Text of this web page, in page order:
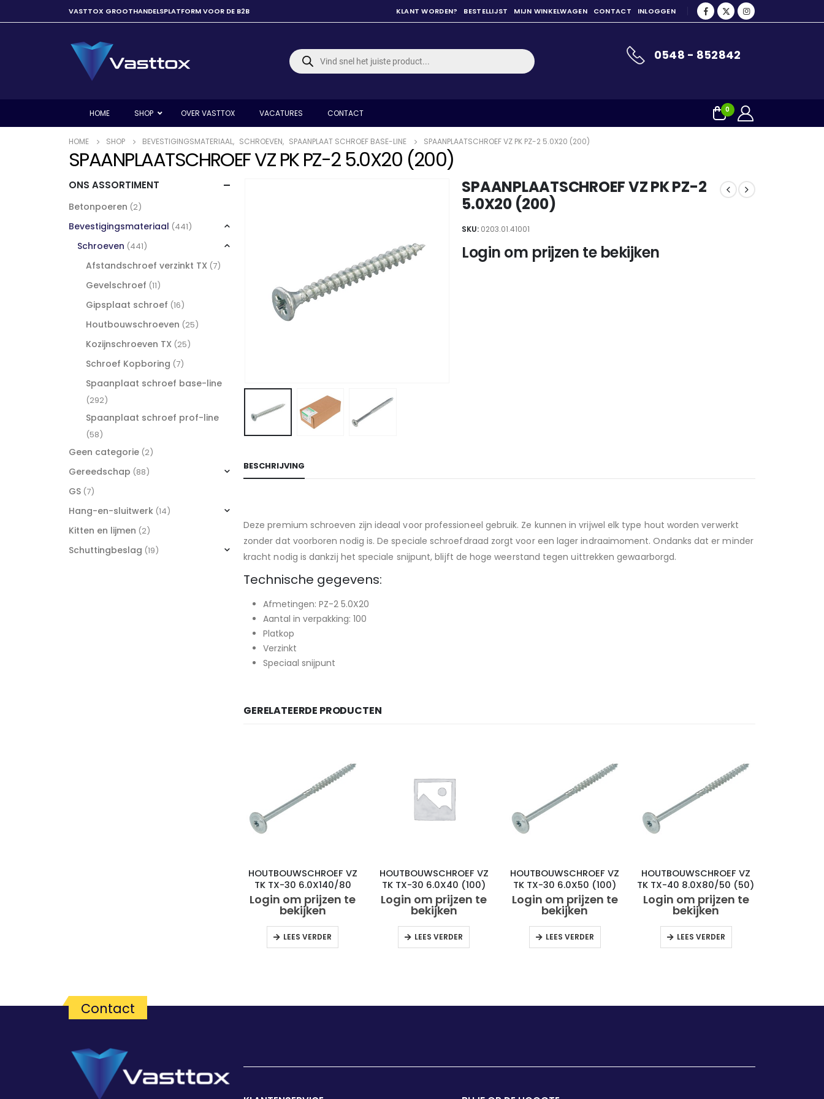
VASTTOX GROOTHANDELSPLATFORM VOOR DE B2B KLANT WORDEN? BESTELLIJST MIJN WINKELWAGEN CONTACT INLOGGEN
Producten
zoeken 0548 - 852842
HOME SHOP OVER VASTTOX VACATURES CONTACT 0
HOME SHOP BEVESTIGINGSMATERIAAL, SCHROEVEN, SPAANPLAAT SCHROEF BASE-LINE SPAANPLAATSCHROEF VZ PK PZ-2 5.0X20 (200)
SPAANPLAATSCHROEF VZ PK PZ-2 5.0X20 (200)
SPAANPLAATSCHROEF VZ PK PZ-2
5.0X20 (200)
SKU: 0203.01.41001
Login om prijzen te bekijken
BESCHRIJVING
Deze premium schroeven zijn ideaal voor professioneel gebruik. Ze kunnen in vrijwel elk type hout worden verwerkt
zonder dat voorboren nodig is. De speciale schroefdraad zorgt voor een lager indraaimoment. Ondanks dat er minder
kracht nodig is dankzij het speciale snijpunt, blijft de hoge weerstand tegen uittrekken gewaarborgd.
Technische gegevens:
Afmetingen: PZ-2 5.0X20
Aantal in verpakking: 100
Platkop
Verzinkt
Speciaal snijpunt
GERELATEERDE PRODUCTEN
HOUTBOUWSCHROEF VZ
TK TX-30 6.0X140/80
(50)
Login om prijzen te
bekijken
LEES VERDER
HOUTBOUWSCHROEF VZ
TK TX-30 6.0X40 (100)
Login om prijzen te
bekijken
LEES VERDER
HOUTBOUWSCHROEF VZ
TK TX-30 6.0X50 (100)
Login om prijzen te
bekijken
LEES VERDER
HOUTBOUWSCHROEF VZ
TK TX-40 8.0X80/50 (50)
Login om prijzen te
bekijken
LEES VERDER
ONS ASSORTIMENT
Betonpoeren (2)
Bevestigingsmateriaal (441)
Schroeven (441)
Afstandschroef verzinkt TX (7)
Gevelschroef (11)
Gipsplaat schroef (16)
Houtbouwschroeven (25)
Kozijnschroeven TX (25)
Schroef Kopboring (7)
Spaanplaat schroef base-line
(292)
Spaanplaat schroef prof-line
(58)
Geen categorie (2)
Gereedschap (88)
GS (7)
Hang-en-sluitwerk (14)
Kitten en lijmen (2)
Schuttingbeslag (19)
Contact